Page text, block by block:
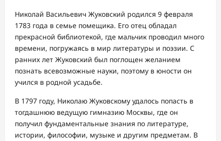
Николай Васильевич Жуковский родился 9 февраля
1783 года в семье помещика. Его отец обладал
прекрасной библиотекой, где мальчик проводил много
времени, погружаясь в мир литературы и поэзии. С
ранних лет Жуковский был поглощен желанием
познать всевозможные науки, поэтому в юности он
учился в родной усадьбе.
В 1797 году, Николаю Жуковскому удалось попасть в
тогдашнюю ведущую гимназию Москвы, где он
получил фундаментальные знания по литературе,
истории, философии, музыке и другим предметам. В